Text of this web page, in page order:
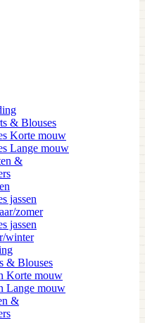
& Blouses
Korte mouw
Lange mouw
&
jassen
zomer
jassen
winter
& Blouses
Korte mouw
Lange mouw
&